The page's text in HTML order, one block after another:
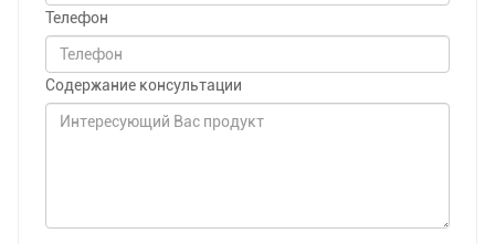
Телефон
Содержание консультации